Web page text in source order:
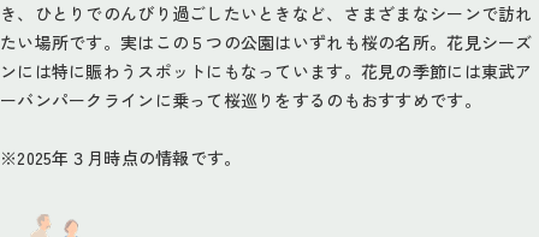
き、ひとりでのんびり過ごしたいときなど、さまざまなシーンで訪れ
たい場所です。実はこの５つの公園はいずれも桜の名所。花見シーズ
ンには特に賑わうスポットにもなっています。花見の季節には東武ア
ーバンパークラインに乗って桜巡りをするのもおすすめです。
※2025年３月時点の情報です。